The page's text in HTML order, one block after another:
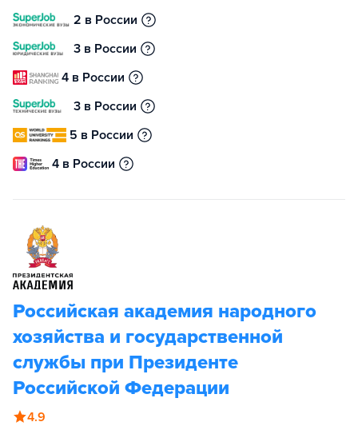
2 в России
3 в России
4 в России
3 в России
5 в России
4 в России
Российская академия народного
хозяйства и государственной
службы при Президенте
Российской Федерации
4.9